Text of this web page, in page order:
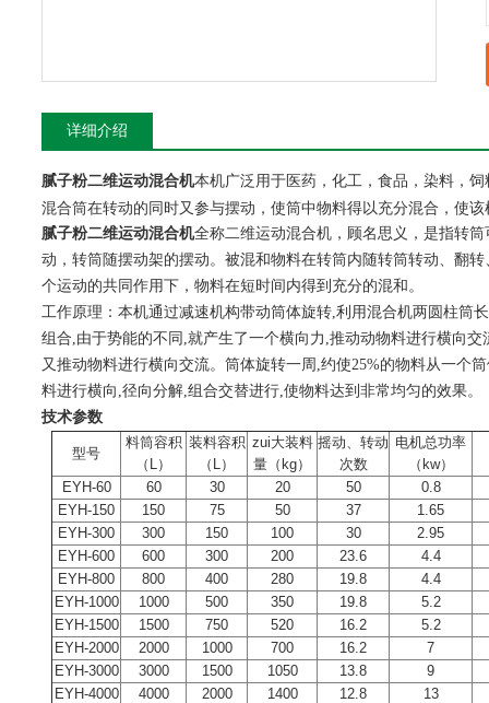
详细介绍
腻子粉二维运动混合机本机广泛用于医药，化工，食品，染料，
混合筒在转动的同时又参与摆动，使筒中物料得以充分混合，使
腻子粉二维运动混合机全称二维运动混合机，顾名思义，是指转
动，转筒随摆动架的摆动。被混和物料在转筒内随转筒转动、翻
个运动的共同作用下，物料在短时间内得到充分的混和。
工作原理：本机通过减速机构带动筒体旋转,利用混合机两圆柱筒
组合,由于势能的不同,就产生了一个横向力,推动动物料进行横向
又推动物料进行横向交流。筒体旋转一周,约使25%的物料从一个
料进行横向,径向分解,组合交替进行,使物料达到非常均匀的效果。
技术参数
型号
料筒容积
（L）
装料容积
（L）
zui大装料
量（kg）
摇动、转动
次数
电机总功率
（kw）
EYH-60
60 30 20 50
0.8
EYH-150
150 75 50 37
1.65
EYH-300
300 150 100 30
2.95
EYH-600
600 300 200 23.6
4.4
EYH-800
800 400 280 19.8
4.4
EYH-1000
1000 500 350 19.8
5.2
EYH-1500
1500 750 520 16.2
5.2
EYH-2000
2000 1000 700 16.2
7
EYH-3000
3000 1500 1050 13.8
9
EYH-4000
4000 2000 1400 12.8
13